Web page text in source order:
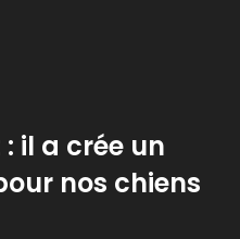
il a crée un
nos chiens